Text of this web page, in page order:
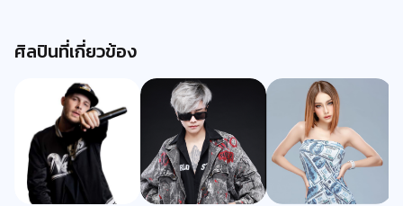
ศิลปินที่เกี่ยวข้อง